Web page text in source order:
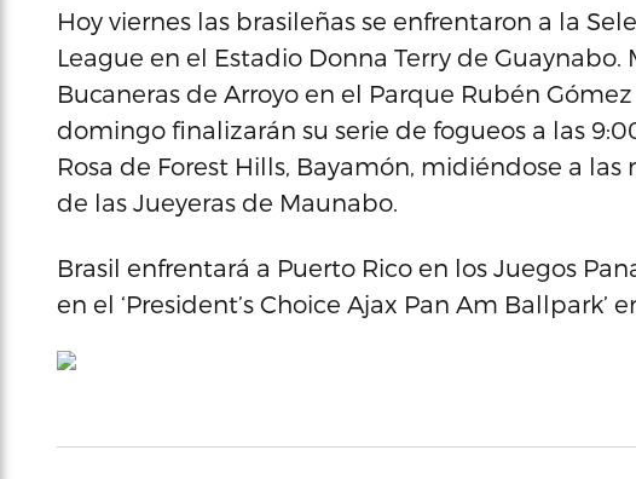
Hoy viernes las brasileñas se enfrentaron a la
League en el Estadio Donna Terry de
Bucaneras de Arroyo en el Parque Rubén
domingo finalizarán su serie de fogueos a las
Rosa de Forest Hills, Bayamón, midiéndose a
de las Jueyeras de Maunabo.
Brasil enfrentará a Puerto Rico en los Juegos
en el ‘President’s Choice Ajax Pan Am Ballpark’